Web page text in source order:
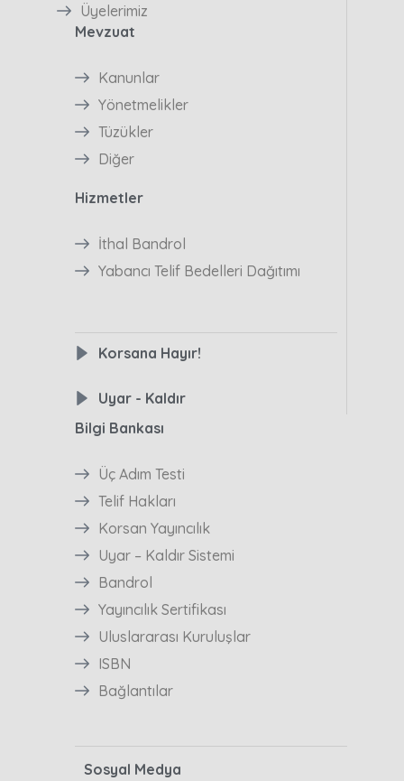
Üyelerimiz
Mevzuat
Kanunlar
Yönetmelikler
Tüzükler
Diğer
Hizmetler
İthal Bandrol
Yabancı Telif Bedelleri Dağıtımı
Korsana Hayır!
Uyar - Kaldır
Bilgi Bankası
Üç Adım Testi
Telif Hakları
Korsan Yayıncılık
Uyar – Kaldır Sistemi
Bandrol
Yayıncılık Sertifikası
Uluslararası Kuruluşlar
ISBN
Bağlantılar
Sosyal Medya